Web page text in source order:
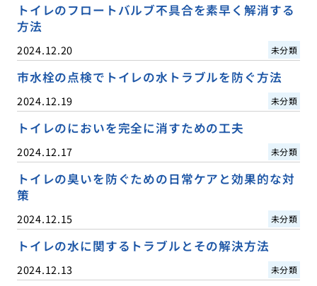
トイレのフロートバルブ不具合を素早く解消する
方法
2024.12.20 未分類
市水栓の点検でトイレの水トラブルを防ぐ方法
2024.12.19 未分類
トイレのにおいを完全に消すための工夫
2024.12.17 未分類
トイレの臭いを防ぐための日常ケアと効果的な対
策
2024.12.15 未分類
トイレの水に関するトラブルとその解決方法
2024.12.13 未分類